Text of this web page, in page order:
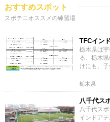
おすすめスポット
スポテニオススメの練習場
TFCイン
栃木県は
る、栃木
けにも、
栃木県
八千代ス
八千代ス
インドア